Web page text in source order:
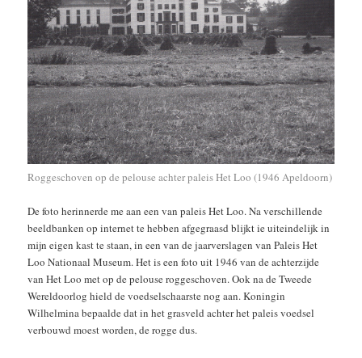
Roggeschoven op de pelouse achter paleis Het Loo (1946 Apeldoorn)
De foto herinnerde me aan een van paleis Het Loo. Na verschillende
beeldbanken op internet te hebben afgegraasd blijkt ie uiteindelijk in
mijn eigen kast te staan, in een van de jaarverslagen van Paleis Het
Loo Nationaal Museum. Het is een foto uit 1946 van de achterzijde
van Het Loo met op de pelouse roggeschoven. Ook na de Tweede
Wereldoorlog hield de voedselschaarste nog aan. Koningin
Wilhelmina bepaalde dat in het grasveld achter het paleis voedsel
verbouwd moest worden, de rogge dus.